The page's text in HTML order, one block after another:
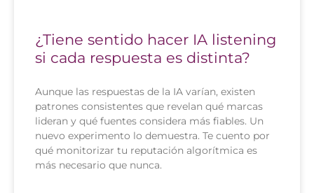
¿Tiene sentido hacer IA listening
si cada respuesta es distinta?
Aunque las respuestas de la IA varían, existen
patrones consistentes que revelan qué marcas
lideran y qué fuentes considera más fiables. Un
nuevo experimento lo demuestra. Te cuento por
qué monitorizar tu reputación algorítmica es
más necesario que nunca.